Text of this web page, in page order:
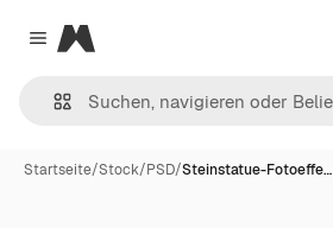
Close menu
Magnific
Startseite/Stock/PSD/Steinstatue-Fotoeffe…